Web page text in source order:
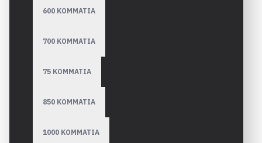
600 ΚΟΜΜΑΤΙΑ
700 ΚΟΜΜΑΤΙΑ
75 ΚΟΜΜΑΤΙΑ
850 ΚΟΜΜΑΤΙΑ
1000 ΚΟΜΜΑΤΙΑ